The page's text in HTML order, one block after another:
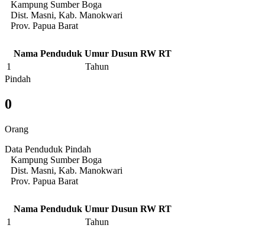
Kampung Sumber Boga
Dist. Masni, Kab. Manokwari
Prov. Papua Barat
Nama Penduduk Umur Dusun RW RT
1
Tahun
Pindah
0
Orang
Data Penduduk Pindah
Kampung Sumber Boga
Dist. Masni, Kab. Manokwari
Prov. Papua Barat
Nama Penduduk Umur Dusun RW RT
1
Tahun